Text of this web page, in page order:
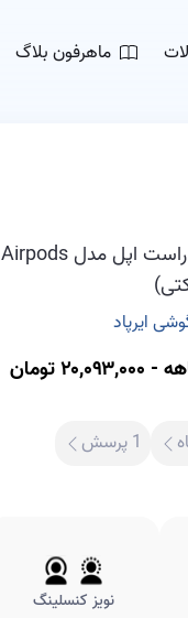
ماهرفون بلاگ
هندزفری سمت راست اپل مدل Airpods
ایرپاد
1 پرسش
نویز کنسلینگ